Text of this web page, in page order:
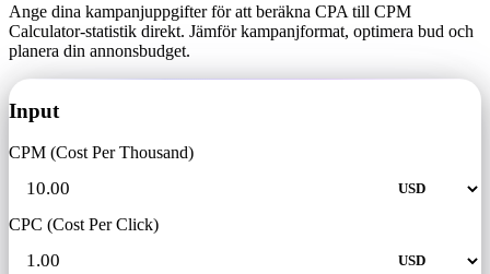
Ange dina kampanjuppgifter för att beräkna CPA till CPM
Calculator-statistik direkt. Jämför kampanjformat, optimera bud och
planera din annonsbudget.
Input
CPM (Cost Per Thousand)
CPC (Cost Per Click)